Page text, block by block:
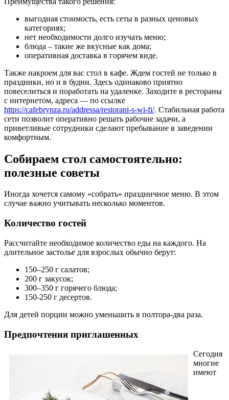
выгодная стоимость, есть сеты в разных ценовых
категориях;
нет необходимости долго изучать меню;
блюда – такие же вкусные как дома;
оперативная доставка в горячем виде.
Также накроем для вас стол в кафе. Ждем гостей не только в
праздники, но и в будни. Здесь одинаково приятно
повеселиться и поработать на удаленке. Заходите в рестораны
с интернетом, адреса — по ссылке
https://cafebrynza.ru/addressa/restorani-s-wi-fi/. Стабильная работа
сети позволит оперативно решать рабочие задачи, а
приветливые сотрудники сделают пребывание в заведении
комфортным.
Собираем стол самостоятельно:
полезные советы
Иногда хочется самому «собрать» праздничное меню. В этом
случае важно учитывать несколько моментов.
Количество гостей
Рассчитайте необходимое количество еды на каждого. На
длительное застолье для взрослых обычно берут:
150–250 г салатов;
200 г закусок;
300–350 г горячего блюда;
150-250 г десертов.
Для детей порции можно уменьшить в полтора-два раза.
Предпочтения приглашенных
Сегодня
многие
имеют